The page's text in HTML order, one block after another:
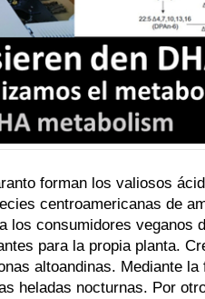
forman los valiosos
centroamericanas de
los consumidores veganos
para la propia planta.
altoandinas. Mediante
heladas nocturnas. Por